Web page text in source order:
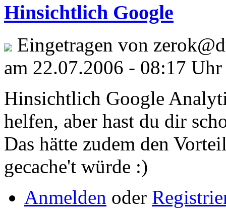
Hinsichtlich Google
Eingetragen von
am 22.07.2006 - 08:17 Uhr
Hinsichtlich Google
helfen, aber hast du dir
Das hätte zudem den
gecache't würde :)
Anmelden oder